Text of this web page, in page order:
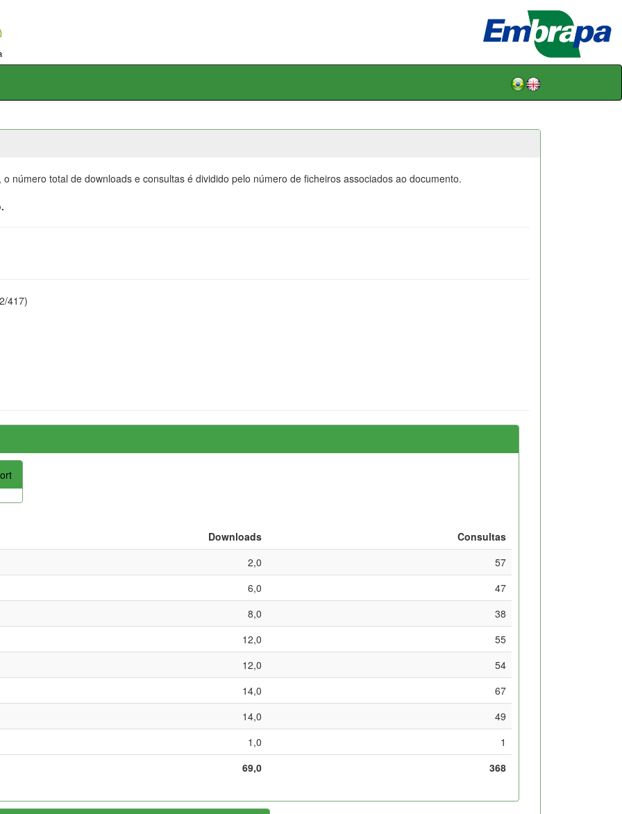
número total de downloads e consultas é dividido pelo número de ficheiros associados ao documento.
417)
Downloads
Consultas
2,0
57
6,0
47
8,0
38
12,0
55
12,0
54
14,0
67
14,0
49
1,0
1
69,0
368